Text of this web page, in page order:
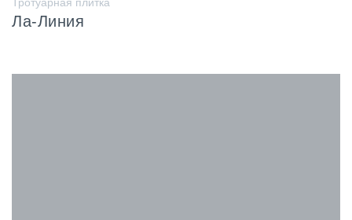
Тротуарная плитка
Ла-Линия